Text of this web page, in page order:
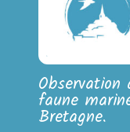
faune
Bretagne.